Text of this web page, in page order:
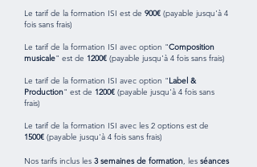
Le tarif de la formation ISI est de 900€ (payable jusqu'à 4
fois sans frais)
Le tarif de la formation ISI avec option "Composition
musicale" est de 1200€ (payable jusqu'à 4 fois sans frais)
Le tarif de la formation ISI avec option "Label &
Production" est de 1200€ (payable jusqu'à 4 fois sans
frais)
Le tarif de la formation ISI avec les 2 options est de
1500€ (payable jusqu'à 4 fois sans frais)
Nos tarifs inclus les 3 semaines de formation, les séances